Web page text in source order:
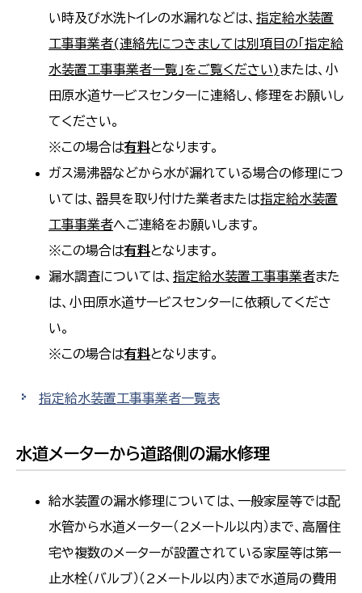
い時及び水洗トイレの水漏れなどは、 指定給水装置
工事事業者(連絡先につきましては別項目の「指定給
水装置工事事業者一覧」をご覧ください)または、小
田原水道サービスセンターに連絡し、修理をお願いし
てください。
※この場合は有料となります。
ガス湯沸器などから水が漏れている場合の修理につ
いては、器具を取り付けた業者または指定給水装置
工事事業者へご連絡をお願いします。
※この場合は有料となります。
漏水調査については、 指定給水装置工事事業者また
は、小田原水道サービスセンターに依頼してくださ
い。
※この場合は有料となります。
指定給水装置工事事業者一覧表
水道メーターから道路側の漏水修理
給水装置の漏水修理については、一般家屋等では配
水管から水道メーター（2メートル以内）まで、高層住
宅や複数のメーターが設置されている家屋等は第一
止水栓（バルブ）（2メートル以内）まで水道局の費用